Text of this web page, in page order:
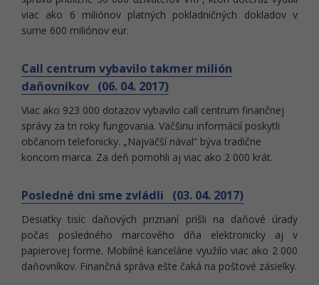
viac ako 6 miliónov platných pokladničných dokladov v
sume 600 miliónov eur.
Call centrum vybavilo takmer milión
daňovníkov (06. 04. 2017)
Viac ako 923 000 dotazov vybavilo call centrum finančnej
správy za tri roky fungovania. Väčšinu informácií poskytli
občanom telefonicky. „Najväčší nával“ býva tradične
koncom marca. Za deň pomohli aj viac ako 2 000 krát.
Posledné dni sme zvládli (03. 04. 2017)
Desiatky tisíc daňových priznaní prišli na daňové úrady
počas posledného marcového dňa elektronicky aj v
papierovej forme. Mobilné kancelárie využilo viac ako 2 000
daňovníkov. Finančná správa ešte čaká na poštové zásielky.